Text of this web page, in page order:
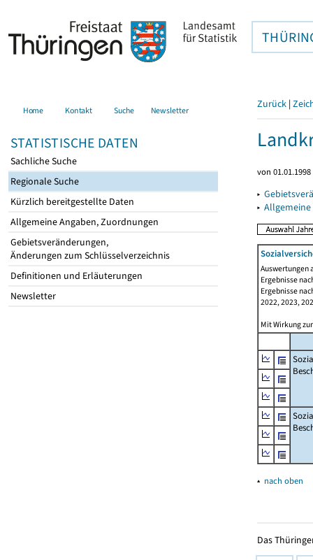
Home Kontakt Suche Newsletter
STATISTISCHE DATEN
Sachliche Suche
Regionale Suche
Kürzlich bereitgestellte Daten
Allgemeine Angaben, Zuordnungen
Gebietsveränderungen,
Änderungen zum Schlüsselverzeichnis
Definitionen und Erläuterungen
Newsletter
Zurück |
von
▸
▸
Auswertungen
Ergebnisse
Ergebnisse
2022, 2023,
Mit Wirkung
▴ nach oben
Das